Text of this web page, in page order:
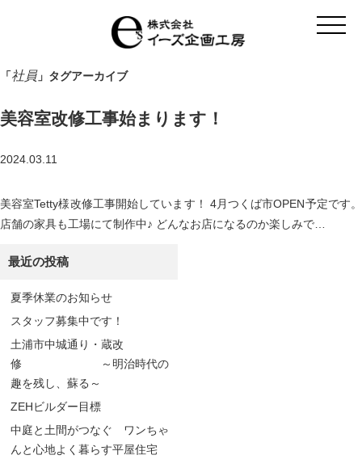
t
o
n
「社員 」タグアーカイブ
美容室改修工事始まります！
2024.03.11
美容室Tetty様改修工事開始しています！ 4月つくば市OPEN予定です。
店舗の家具も工場にて制作中♪ どんなお店になるのか楽しみで…
最近の投稿
夏季休業のお知らせ
スタッフ募集中です！
土浦市中城通り・蔵改
修 ～明治時代の
趣を残し、蘇る～
ZEHビルダー目標
中庭と土間がつなぐ ワンちゃ
んと心地よく暮らす平屋住宅